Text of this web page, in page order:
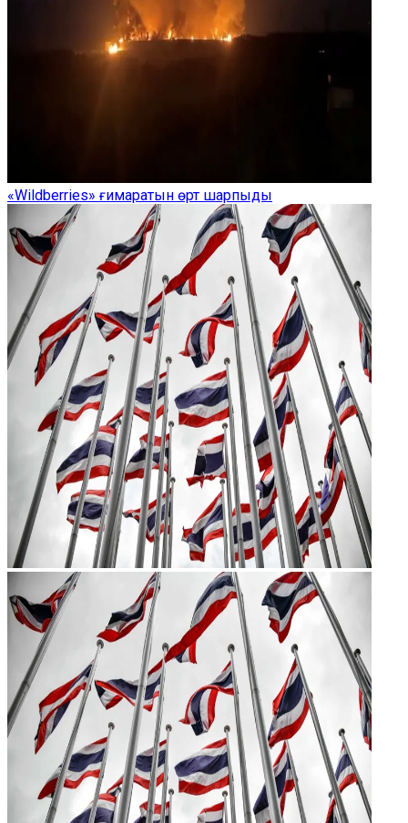
«Wildberries» ғимаратын өрт шарпыды